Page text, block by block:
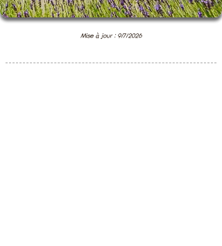
Mise à jour : 9/7/2026